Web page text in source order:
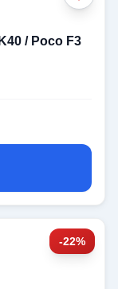
/ Poco F3
-22%